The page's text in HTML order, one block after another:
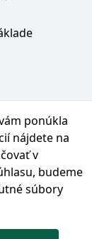
ponúkla
nájdete na
v
budeme
súbory
- m. č.